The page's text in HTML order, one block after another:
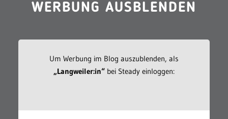
WERBUNG AUSBLENDEN
Um Werbung im Blog auszublenden, als
„Langweiler:in“bei Steady einloggen: